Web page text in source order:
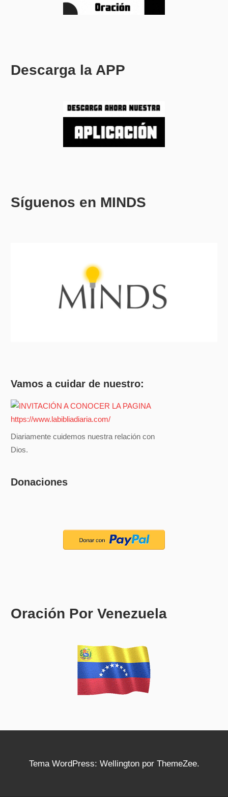
Descarga la APP
Síguenos en MINDS
Vamos a cuidar de nuestro:
Diariamente cuidemos nuestra relación con
Dios.
Donaciones
Oración Por Venezuela
Tema WordPress: Wellington por ThemeZee.